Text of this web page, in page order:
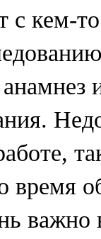
с кем-
время
важно